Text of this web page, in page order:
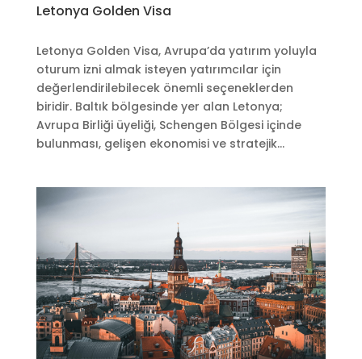
Letonya Golden Visa
Letonya Golden Visa, Avrupa’da yatırım yoluyla
oturum izni almak isteyen yatırımcılar için
değerlendirilebilecek önemli seçeneklerden
biridir. Baltık bölgesinde yer alan Letonya;
Avrupa Birliği üyeliği, Schengen Bölgesi içinde
bulunması, gelişen ekonomisi ve stratejik...